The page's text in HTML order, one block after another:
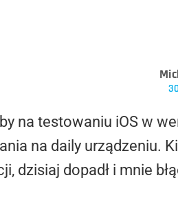
na testowaniu iOS w
na daily urządzeniu.
dzisiaj dopadł i mnie